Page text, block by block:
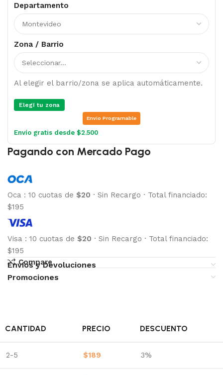
Departamento
Zona / Barrio
Al elegir el barrio/zona se aplica automáticamente.
Elegí tu zona
Envio Programable
Envío gratis desde $2.500
Pagando con Mercado Pago
Oca : 10 cuotas de $20 · Sin Recargo · Total financiado:
$195
Visa : 10 cuotas de $20 · Sin Recargo · Total financiado:
$195
Compare
Envíos y Devoluciones
Promociones
CANTIDAD PRECIO DESCUENTO
2-5 $189 3%